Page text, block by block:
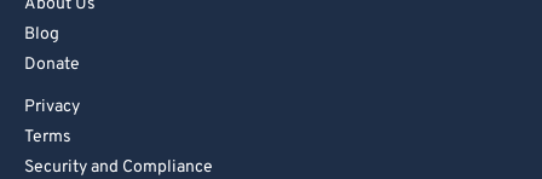
About Us
Blog
Donate
Privacy
Terms
Security and Compliance